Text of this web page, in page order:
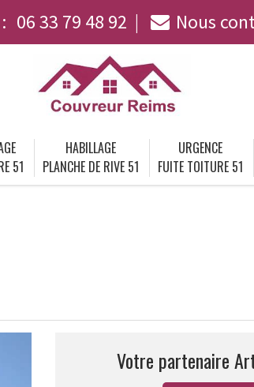
06 33 79 48 92 Nous
51
HABILLAGE
PLANCHE DE RIVE 51
URGENCE
FUITE TOITURE 51
Votre partenaire